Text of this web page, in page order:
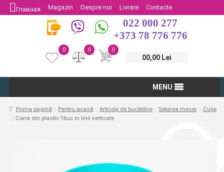
Главная Magazin Despre noi Livrare
Contacte
Protectia Consumatorului
Întoarcere
022 000 277
+373 78 776 776
0
00,00 Lei
0
0
MENU
Prima pagină Pentru acasă Articole de bucătărie Setarea mesei
Cupe
Cana din plastic 1buc in linii verticale